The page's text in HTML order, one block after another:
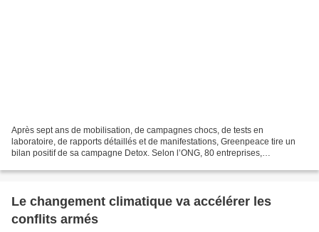
Après sept ans de mobilisation, de campagnes chocs, de tests en
laboratoire, de rapports détaillés et de manifestations, Greenpeace tire un
bilan positif de sa campagne Detox. Selon l’ONG, 80 entreprises,
Le changement climatique va accélérer les
conflits armés